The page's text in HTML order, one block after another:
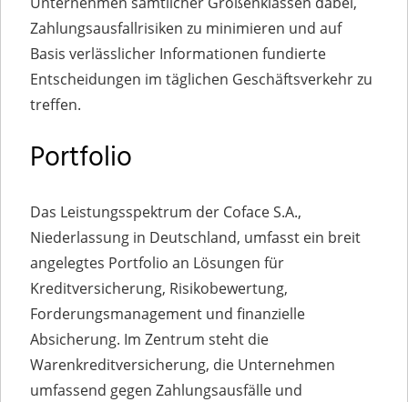
Zahlungsausfallrisiken zu minimieren und auf
Basis verlässlicher Informationen fundierte
Entscheidungen im täglichen Geschäftsverkehr zu
treffen.
Portfolio
Das Leistungsspektrum der Coface S.A.,
Niederlassung in Deutschland, umfasst ein breit
angelegtes Portfolio an Lösungen für
Kreditversicherung, Risikobewertung,
Forderungsmanagement und finanzielle
Absicherung. Im Zentrum steht die
Warenkreditversicherung, die Unternehmen
umfassend gegen Zahlungsausfälle und